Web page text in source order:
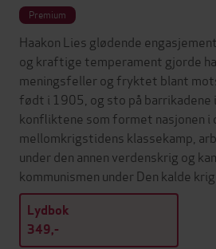
Premium
Haakon Lies glødende
og kraftige temperament gjorde
meningsfeller og fryktet blant
født i 1905, og sto på barrikadene
konfliktene som formet nasjonen
mellomkrigstidens klassekamp,
under den annen verdenskrig og
kommunismen under Den kalde
Lydbok
349,-